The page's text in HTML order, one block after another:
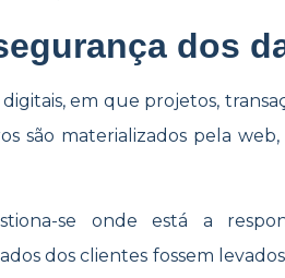
dos
em que projetos,
são materializados pela
se onde está a
dos clientes fossem